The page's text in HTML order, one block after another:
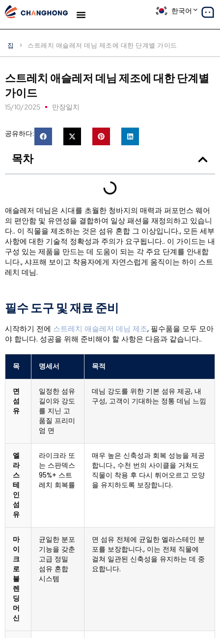
한국어
집 > 스트레치 애슬레저 데님 제조에 대한 단계별 가이드
스트레치 애슬레저 데님 제조에 대한 단계별
가이드
15/10/2025 만장일치
공유하다:
목차
애슬레저 데님은 시대를 초월한 청바지의 매력과 퍼포먼스 웨어
의 편안함 및 유연성을 결합하여 일상 패션을 재정의하고 있습니
다.. 이 직물을 제조하는 것은 섬유 혼합 그 이상입니다., 모든 세부
사항에 대한 기술적 정확성과 주의가 요구됩니다.. 이 가이드는 내
구성 있는 제품을 만드는 데 도움이 되는 각 주요 단계를 안내합
니다., 샤프해 보이고 착용자에게 자연스럽게 움직이는 하이 스트
레치 데님.
필수 도구 및 재료 준비
시작하기 전에 스트레치 애슬레저 데님 제조, 필수품을 모두 모아
야 합니다. 성공을 위해 준비해야 할 사항은 다음과 같습니다..
목 명세서 목적
면
섬
유
일정한 섬유
길이와 강도
를 지닌 고
품질 프리미
엄 면
데님 강도를 위한 기본 섬유 제공, 내
구성, 고객이 기대하는 정통 데님 느낌
엘
라
스
테
인
섬
유
라이크라 또
는 스판덱스
95%+ 스트
레치 회복률
매우 높은 신축성과 회복 성능을 제공
합니다., 수천 번의 사이클을 거쳐도
직물이 착용 후 다시 튀어오르고 모양
을 유지하도록 보장합니다.
마
이
크
로
블
렌
딩
머
신
균일한 분포
기능을 갖춘
고급 정밀
섬유 혼합
시스템
면 섬유 전체에 균일한 엘라스테인 분
포를 보장합니다., 이는 전체 직물에
걸쳐 일관된 신축성을 유지하는 데 중
요합니다.